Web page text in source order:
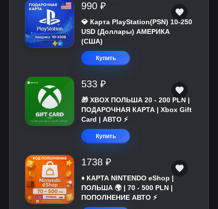
990 ₽
💎 Карта PlayStation(PSN) 10-250
USD (Доллары) АМЕРИКА
(США)
Купить
533 ₽
🎁 XBOX ПОЛЬША 20 - 200 PLN |
ПОДАРОЧНАЯ КАРТА | Xbox Gift
Card | АВТО ⚡
Купить
1738 ₽
♦️ КАРТА NINTENDO eShop |
ПОЛЬША 🌍 | 70 - 500 PLN |
ПОПОЛНЕНИЕ АВТО ⚡